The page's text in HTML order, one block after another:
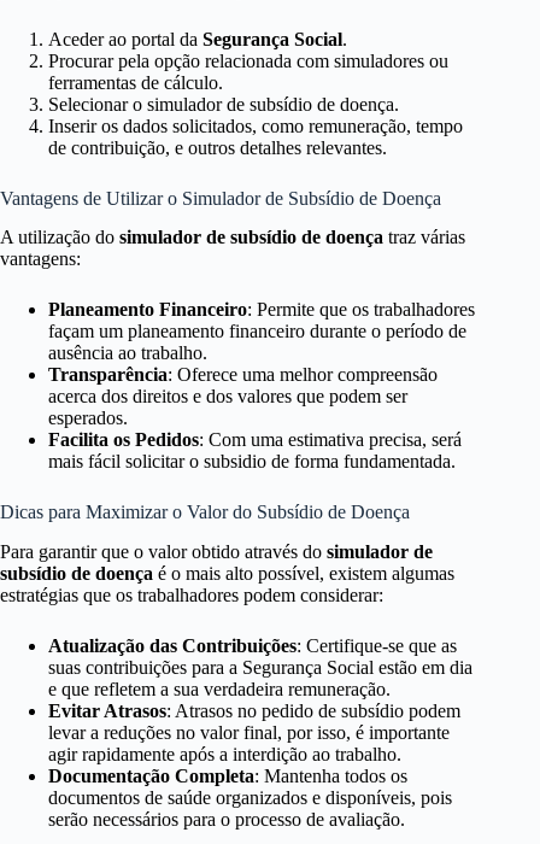
Aceder ao portal da Segurança Social.
Procurar pela opção relacionada com simuladores ou
ferramentas de cálculo.
Selecionar o simulador de subsídio de doença.
Inserir os dados solicitados, como remuneração, tempo
de contribuição, e outros detalhes relevantes.
Vantagens de Utilizar o Simulador de Subsídio de Doença
A utilização do simulador de subsídio de doença traz várias
vantagens:
Planeamento Financeiro: Permite que os trabalhadores
façam um planeamento financeiro durante o período de
ausência ao trabalho.
Transparência: Oferece uma melhor compreensão
acerca dos direitos e dos valores que podem ser
esperados.
Facilita os Pedidos: Com uma estimativa precisa, será
mais fácil solicitar o subsidio de forma fundamentada.
Dicas para Maximizar o Valor do Subsídio de Doença
Para garantir que o valor obtido através do simulador de
subsídio de doença é o mais alto possível, existem algumas
estratégias que os trabalhadores podem considerar:
Atualização das Contribuições: Certifique-se que as
suas contribuições para a Segurança Social estão em dia
e que refletem a sua verdadeira remuneração.
Evitar Atrasos: Atrasos no pedido de subsídio podem
levar a reduções no valor final, por isso, é importante
agir rapidamente após a interdição ao trabalho.
Documentação Completa: Mantenha todos os
documentos de saúde organizados e disponíveis, pois
serão necessários para o processo de avaliação.